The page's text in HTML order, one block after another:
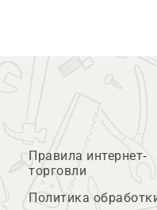
Правила интернет-
торговли
Политика